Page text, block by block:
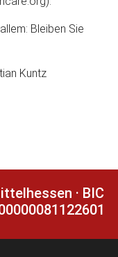
Bleiben Sie
Kuntz
· BIC